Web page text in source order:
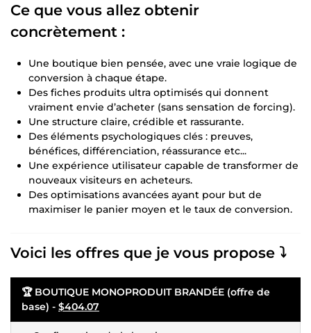
Ce que vous allez obtenir
concrètement :
Une boutique bien pensée, avec une vraie logique de
conversion à chaque étape.
Des fiches produits ultra optimisés qui donnent
vraiment envie d’acheter (sans sensation de forcing).
Une structure claire, crédible et rassurante.
Des éléments psychologiques clés : preuves,
bénéfices, différenciation, réassurance etc...
Une expérience utilisateur capable de transformer de
nouveaux visiteurs en acheteurs.
Des optimisations avancées ayant pour but de
maximiser le panier moyen et le taux de conversion.
Voici les offres que je vous propose ⤵️
🏆 BOUTIQUE MONOPRODUIT BRANDÉE (offre de
base) - $404.07